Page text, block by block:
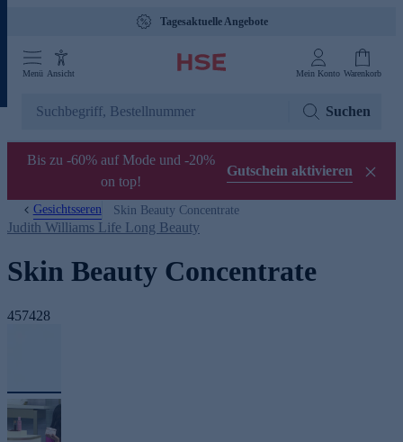
Tagesaktuelle Angebote
Menü Ansicht Mein Konto Warenkorb
Suchen
Bis zu -60% auf Mode und -20%
on top!
Gutschein aktivieren
Gesichtsseren Skin Beauty Concentrate
Judith Williams Life Long Beauty
Skin Beauty Concentrate
457428